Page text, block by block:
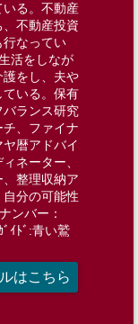
る。不動産
不動産投資
行なってい
活をしなが
護をし、夫や
いる。​​保有
バランス研究
、ファイナ
暦アドバイ
ネーター​、
整理収納ア
自分の可能性
ンバー：
ｲﾄﾞ:青い鷲
はこちら